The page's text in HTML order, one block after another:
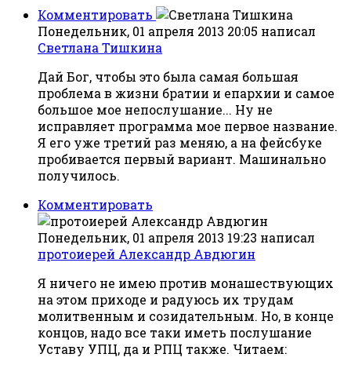
Комментировать
Понедельник, 01 апреля 2013 20:05 написал
Светлана Тишкина
Дай Бог, чтобы это была самая большая
проблема в жизни братии и епархии и самое
большое мое непослушание... Ну не
исправляет программа мое первое название.
Я его уже третий раз меняю, а на фейсбуке
пробивается первый вариант. Машинально
получилось.
Комментировать
Понедельник, 01 апреля 2013 19:23 написал
протоиерей Александр Авдюгин
Я ничего не имею против монашествующих
на этом приходе и радуюсь их трудам
молитвенным и созидательным. Но, в конце
концов, надо все таки иметь послушание
Уставу УПЦ, да и РПЦ также. Читаем: